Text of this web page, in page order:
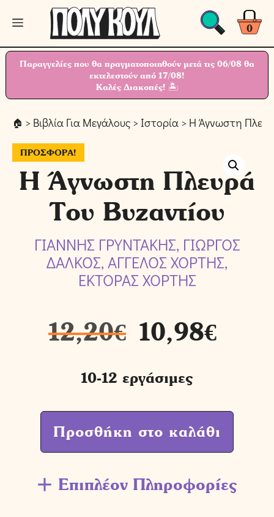
Μετάβαση
περιεχόμενο
0
Μενού
Παραγγελίες που θα πραγματοποιηθούν μετά τις 06/08 θα
εκτελεστούν από 17/08!
Καλές Διακοπές! 🏝
> Βιβλία Για Μεγάλους > Ιστορία > Η Άγνωστη
ΠΡΟΣΦΟΡΆ!
Η Άγνωστη Πλευρά
Του Βυζαντίου
ΓΙΑΝΝΗΣ ΓΡΥΝΤΑΚΗΣ, ΓΙΩΡΓΟΣ
ΔΑΛΚΟΣ, ΑΓΓΕΛΟΣ ΧΟΡΤΗΣ,
ΕΚΤΟΡΑΣ ΧΟΡΤΗΣ
12,20€ 10,98€
10-12 εργάσιμες
Προσθήκη στο καλάθι
Επιπλέον Πληροφορίες